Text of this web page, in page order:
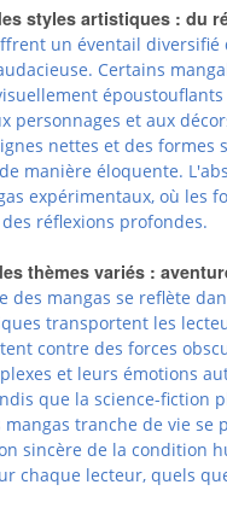
styles artistiques : du
un éventail
Certains
personnages et aux
nettes et des
manière éloquente.
expérimentaux, où les
réflexions profondes.
thèmes variés :
des mangas se reflète
transportent les
contre des forces
et leurs émotions
que la science-fiction
mangas tranche de vie
sincère de la condition
chaque lecteur, quels